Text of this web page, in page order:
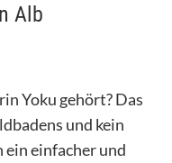
Alb
Yoku gehört? Das
und kein
ein einfacher und